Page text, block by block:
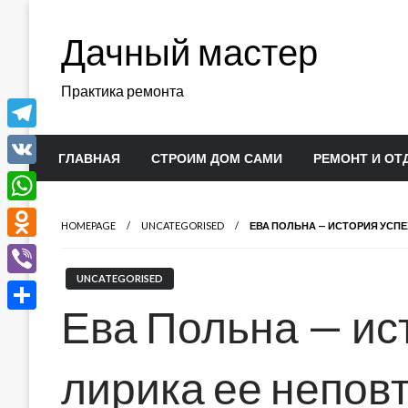
содержимомуДачный мастер
Практика ремонта
ГЛАВНАЯ СТРОИМ ДОМ САМИ РЕМОНТ И
HOMEPAGE UNCATEGORISED ЕВА ПОЛЬНА — ИСТОРИЯ
UNCATEGORISED
Ева Польна —
лирика ее
Telegram
VK
WhatsApp
Odnoklassniki
Viber
Отправить